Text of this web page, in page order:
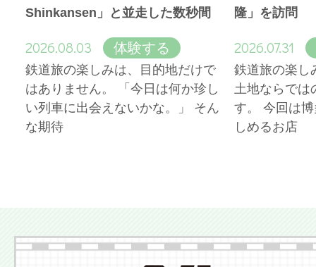
Shinkansen」と並走した数秒間
2026.08.03 体験する
鉄道旅の楽しみは、目的地だけで
はありません。 「今日は何か珍し
い列車に出会えないかな。」 そん
な期待
隆」を訪問
2026.07.31
鉄道旅の楽し
土地ならでは
す。 今回は
しめるお店